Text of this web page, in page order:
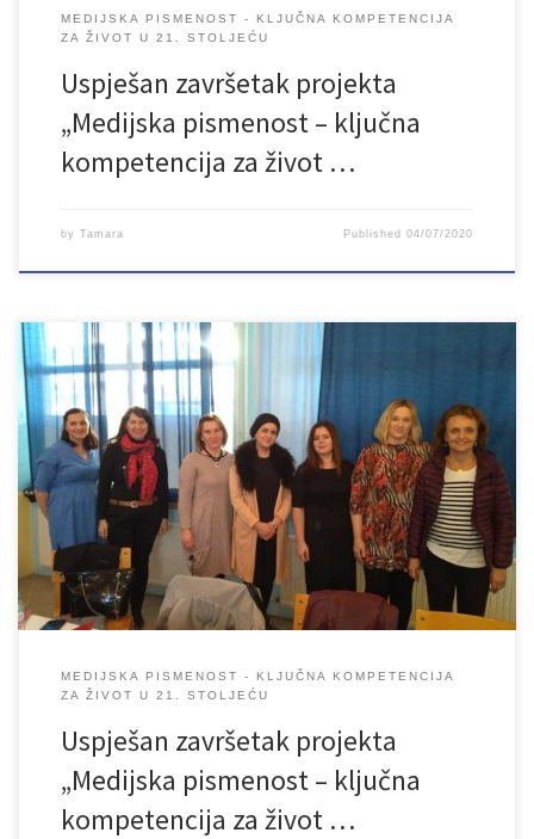
MEDIJSKA PISMENOST - KLJUČNA KOMPETENCIJA
ZA ŽIVOT U 21. STOLJEĆU
Uspješan završetak projekta
„Medijska pismenost – ključna
kompetencija za život …
by Tamara Published04/07/2020
Članice Udruženja „Lan“ iz Bihaća uspješno su okončale projekt
„Medijska pismenost – ključna kompetencija za život u 21.
stoljeću“. Projekt je realiziran u periodu januar – juni 2020. godine,
a podržan je kroz dodjelu granta u okviru regionalnog projekta
„Mediji za građane – građani za medije“, koji realizira sedam
organizacija […]
MEDIJSKA PISMENOST - KLJUČNA KOMPETENCIJA
ZA ŽIVOT U 21. STOLJEĆU
Uspješan završetak projekta
„Medijska pismenost – ključna
kompetencija za život …